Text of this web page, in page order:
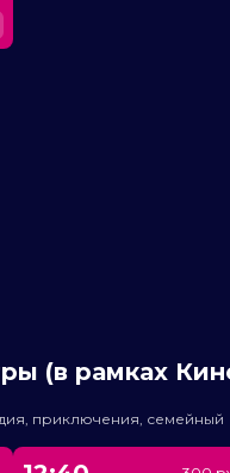
(в рамках
приключения, семейный